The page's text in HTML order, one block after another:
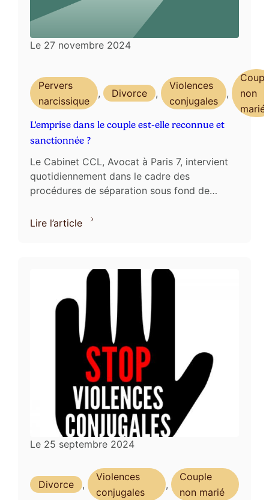
Le 27 novembre 2024
Pervers
narcissique
, Divorce ,
Violences
conjugales
,
non
marié
L’emprise dans le couple est-elle reconnue et
sanctionnée ?
Le Cabinet CCL, Avocat à Paris 7, intervient
quotidiennement dans le cadre des
procédures de séparation sous fond de
difficultés pour les victimes de ...
Lire l’article
Le 25 septembre 2024
Divorce ,
Violences
conjugales
,
Couple
non marié